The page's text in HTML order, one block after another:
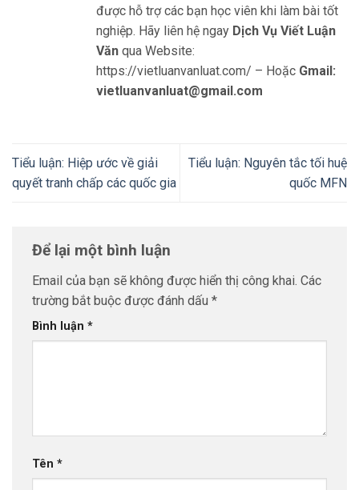
được hỗ trợ các bạn học viên khi làm bài tốt
nghiệp. Hãy liên hệ ngay Dịch Vụ Viết Luận
Văn qua Website:
https://vietluanvanluat.com/ – Hoặc Gmail:
vietluanvanluat@gmail.com
Tiểu luận: Hiệp ước về giải
quyết tranh chấp các quốc gia
Tiểu luận: Nguyên tắc tối huệ
quốc MFN
Để lại một bình luận
Email của bạn sẽ không được hiển thị công khai. Các
trường bắt buộc được đánh dấu *
Bình luận *
Tên *